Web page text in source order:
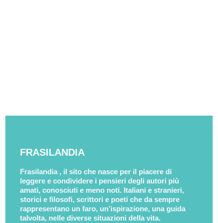
FRASILANDIA
Frasilandia , il sito che nasce per il piacere di
leggere e condividere i pensieri degli autori più
amati, conosciuti e meno noti. Italiani e stranieri,
storici e filosofi, scrittori e poeti che da sempre
rappresentano un faro, un’ispirazione, una guida
talvolta, nelle diverse situazioni della vita.